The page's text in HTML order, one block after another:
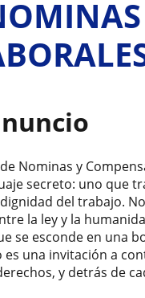
Nominas y
secreto: uno que
del trabajo.
la ley y la
se esconde en una
es una invitación a
y detrás de